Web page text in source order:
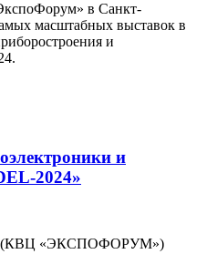
в Санкт-
масштабных выставок в
и
и
2024»
(КВЦ «ЭКСПОФОРУМ»)